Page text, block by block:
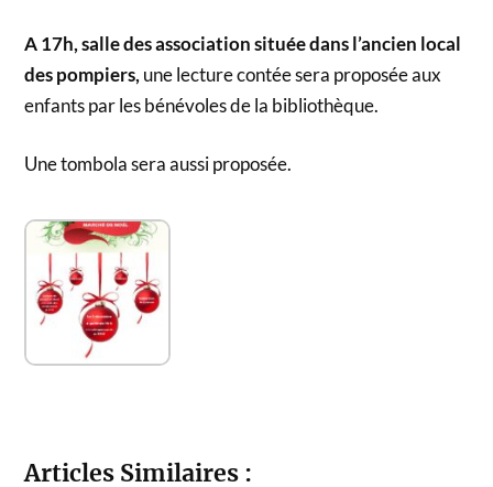
A 17h, salle des association située dans l’ancien local
des pompiers, une lecture contée sera proposée aux
enfants par les bénévoles de la bibliothèque.
Une tombola sera aussi proposée.
Articles Similaires :